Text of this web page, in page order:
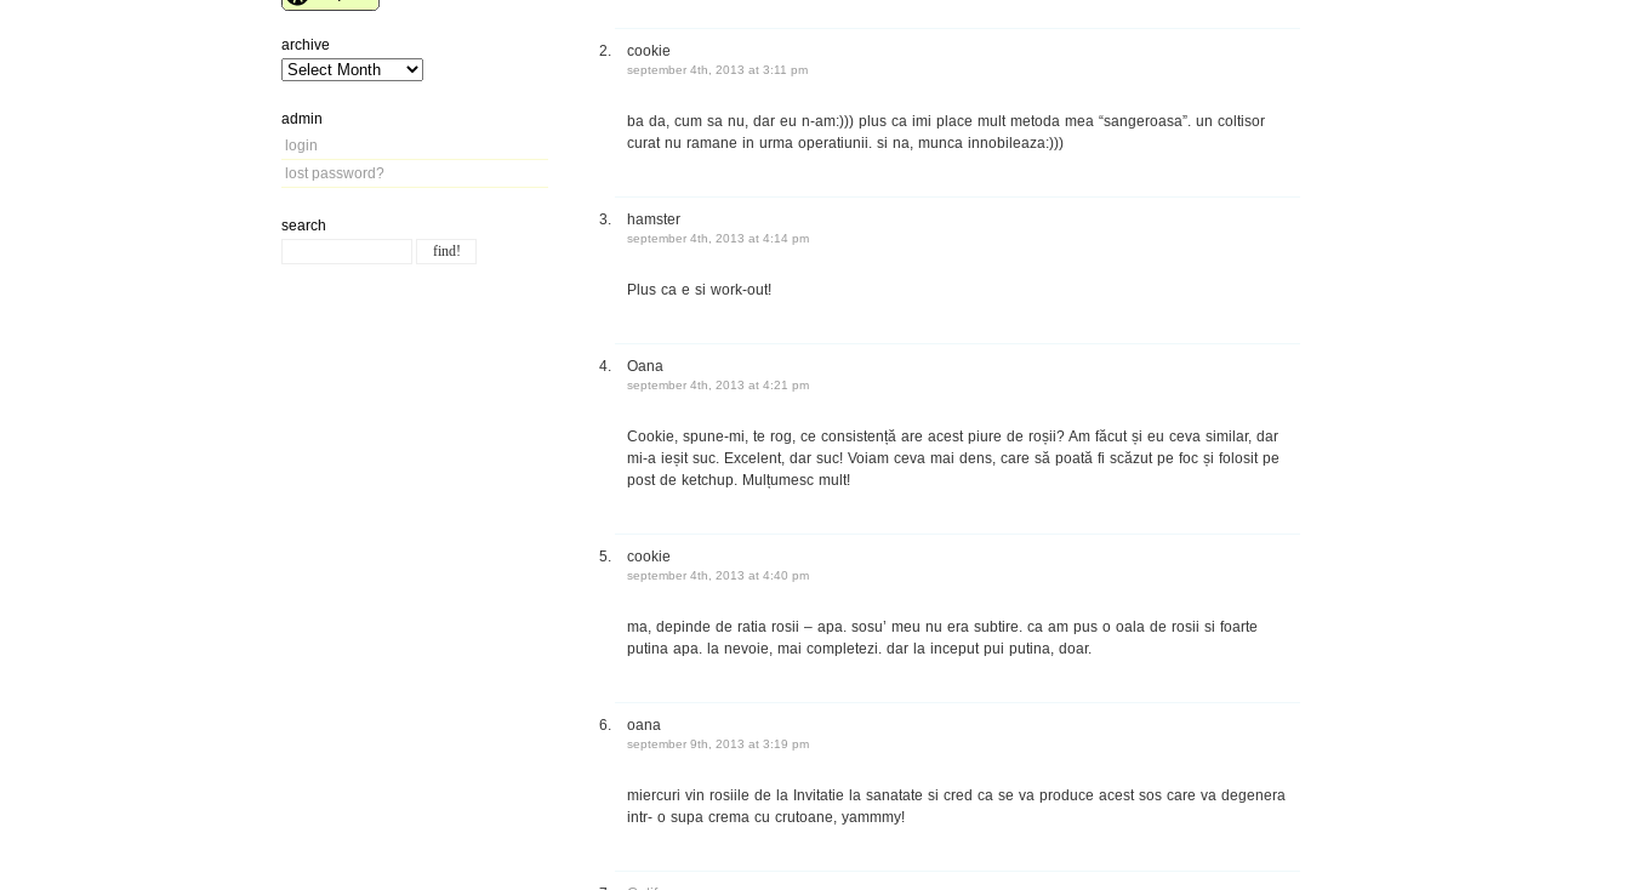
archive
admin
login
lost password?
search
cookie
september 4th, 2013 at 3:11 pm
ba da, cum sa nu, dar eu n-am:))) plus ca imi place mult metoda mea “sangeroasa”. un coltisor
curat nu ramane in urma operatiunii. si na, munca innobileaza:)))
hamster
september 4th, 2013 at 4:14 pm
Plus ca e si work-out!
Oana
september 4th, 2013 at 4:21 pm
Cookie, spune-mi, te rog, ce consistență are acest piure de roșii? Am făcut și eu ceva similar, dar
mi-a ieșit suc. Excelent, dar suc! Voiam ceva mai dens, care să poată fi scăzut pe foc și folosit pe
post de ketchup. Mulțumesc mult!
cookie
september 4th, 2013 at 4:40 pm
ma, depinde de ratia rosii – apa. sosu’ meu nu era subtire. ca am pus o oala de rosii si foarte
putina apa. la nevoie, mai completezi. dar la inceput pui putina, doar.
oana
september 9th, 2013 at 3:19 pm
miercuri vin rosiile de la Invitatie la sanatate si cred ca se va produce acest sos care va degenera
intr- o supa crema cu crutoane, yammmy!